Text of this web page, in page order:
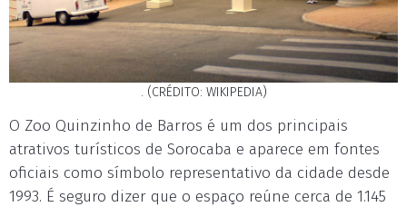
. (CRÉDITO: WIKIPEDIA)
O Zoo Quinzinho de Barros é um dos principais
atrativos turísticos de Sorocaba e aparece em fontes
oficiais como símbolo representativo da cidade desde
1993. É seguro dizer que o espaço reúne cerca de 1.145